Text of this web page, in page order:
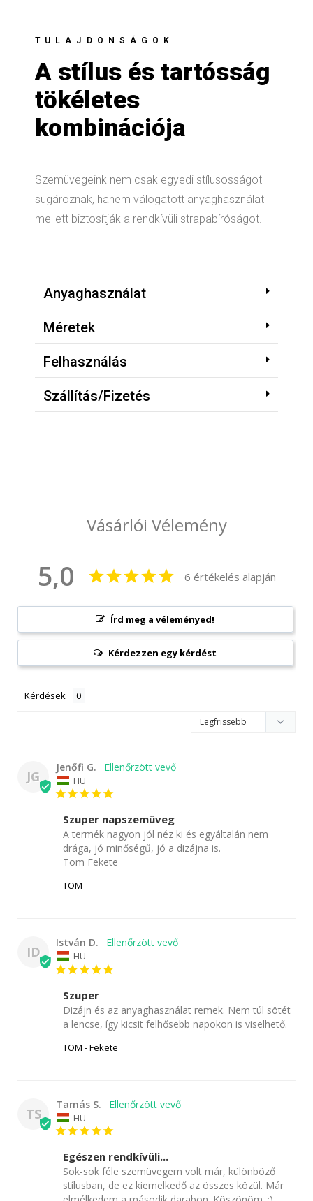
TULAJDONSÁGOK
A stílus és tartósság
tökéletes
kombinációja
Szemüvegeink nem csak egyedi stílusosságot
sugároznak, hanem válogatott anyaghasználat
mellett biztosítják a rendkívüli strapabíróságot.
Anyaghasználat
Méretek
Felhasználás
Szállítás/Fizetés
Vásárlói Vélemény
5,0 6 értékelés alapján
Írd meg a véleményed!
Kérdezzen egy kérdést
Kérdések
JG
Jenőfi G.
HU
Szuper napszemüveg
A termék nagyon jól néz ki és egyáltalán nem
drága, jó minőségű, jó a dizájna is.
Tom Fekete
TOM
ID
István D.
HU
Szuper
Dizájn és az anyaghasználat remek. Nem túl sötét
a lencse, így kicsit felhősebb napokon is viselhető.
TOM - Fekete
TS
Tamás S.
HU
Egészen rendkívüli...
Sok-sok féle szemüvegem volt már, különböző
stílusban, de ez kiemelkedő az összes közül. Már